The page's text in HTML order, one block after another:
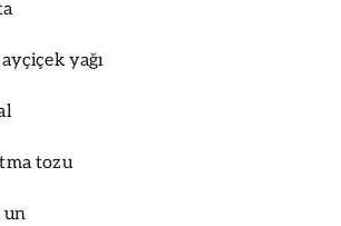
yağı
tozu
un